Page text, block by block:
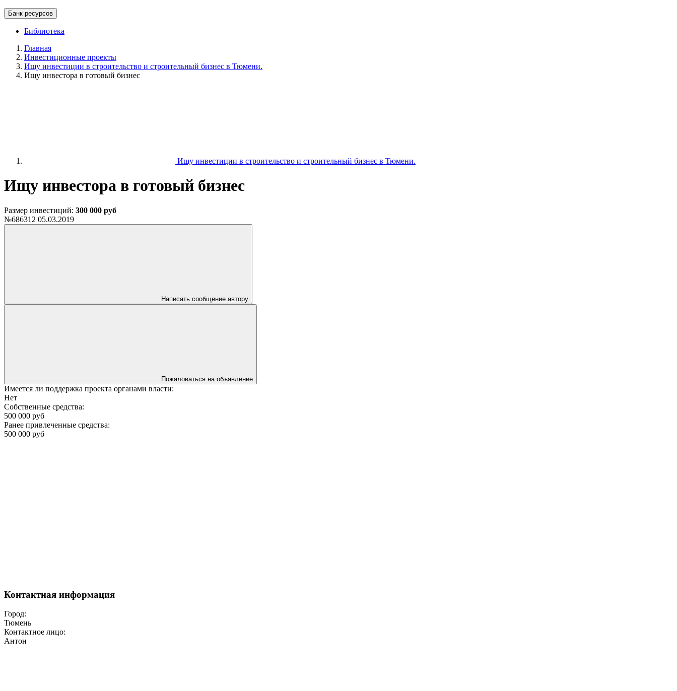
Банк ресурсов
Библиотека
Главная
Инвестиционные проекты
Ищу инвестиции в строительство и строительный бизнес в Тюмени.
Ищу инвестора в готовый бизнес
Ищу инвестиции в строительство и строительный бизнес в Тюмени.
Ищу инвестора в готовый бизнес
Размер инвестиций: 300 000 руб
№686312 05.03.2019
Написать сообщение автору
Пожаловаться на объявление
Имеется ли поддержка проекта органами власти:
Нет
Собственные средства:
500 000 руб
Ранее привлеченные средства:
500 000 руб
Контактная информация
Город:
Тюмень
Контактное лицо:
Антон